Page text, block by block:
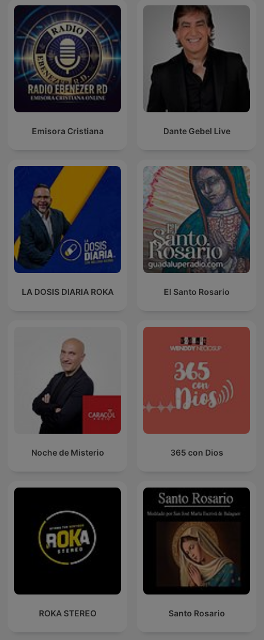
Emisora Cristiana Dante Gebel Live
LA DOSIS DIARIA ROKA El Santo Rosario
Noche de Misterio 365 con Dios
ROKA STEREO Santo Rosario